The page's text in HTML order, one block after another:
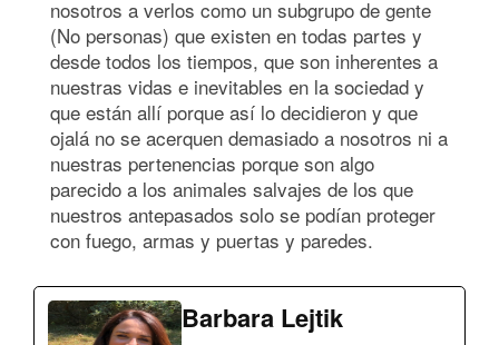
nosotros a verlos como un subgrupo de gente
(No personas) que existen en todas partes y
desde todos los tiempos, que son inherentes a
nuestras vidas e inevitables en la sociedad y
que están allí porque así lo decidieron y que
ojalá no se acerquen demasiado a nosotros ni a
nuestras pertenencias porque son algo
parecido a los animales salvajes de los que
nuestros antepasados solo se podían proteger
con fuego, armas y puertas y paredes.
Barbara Lejtik